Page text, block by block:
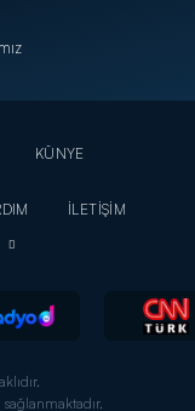
KÜNYE
İLETİŞİM